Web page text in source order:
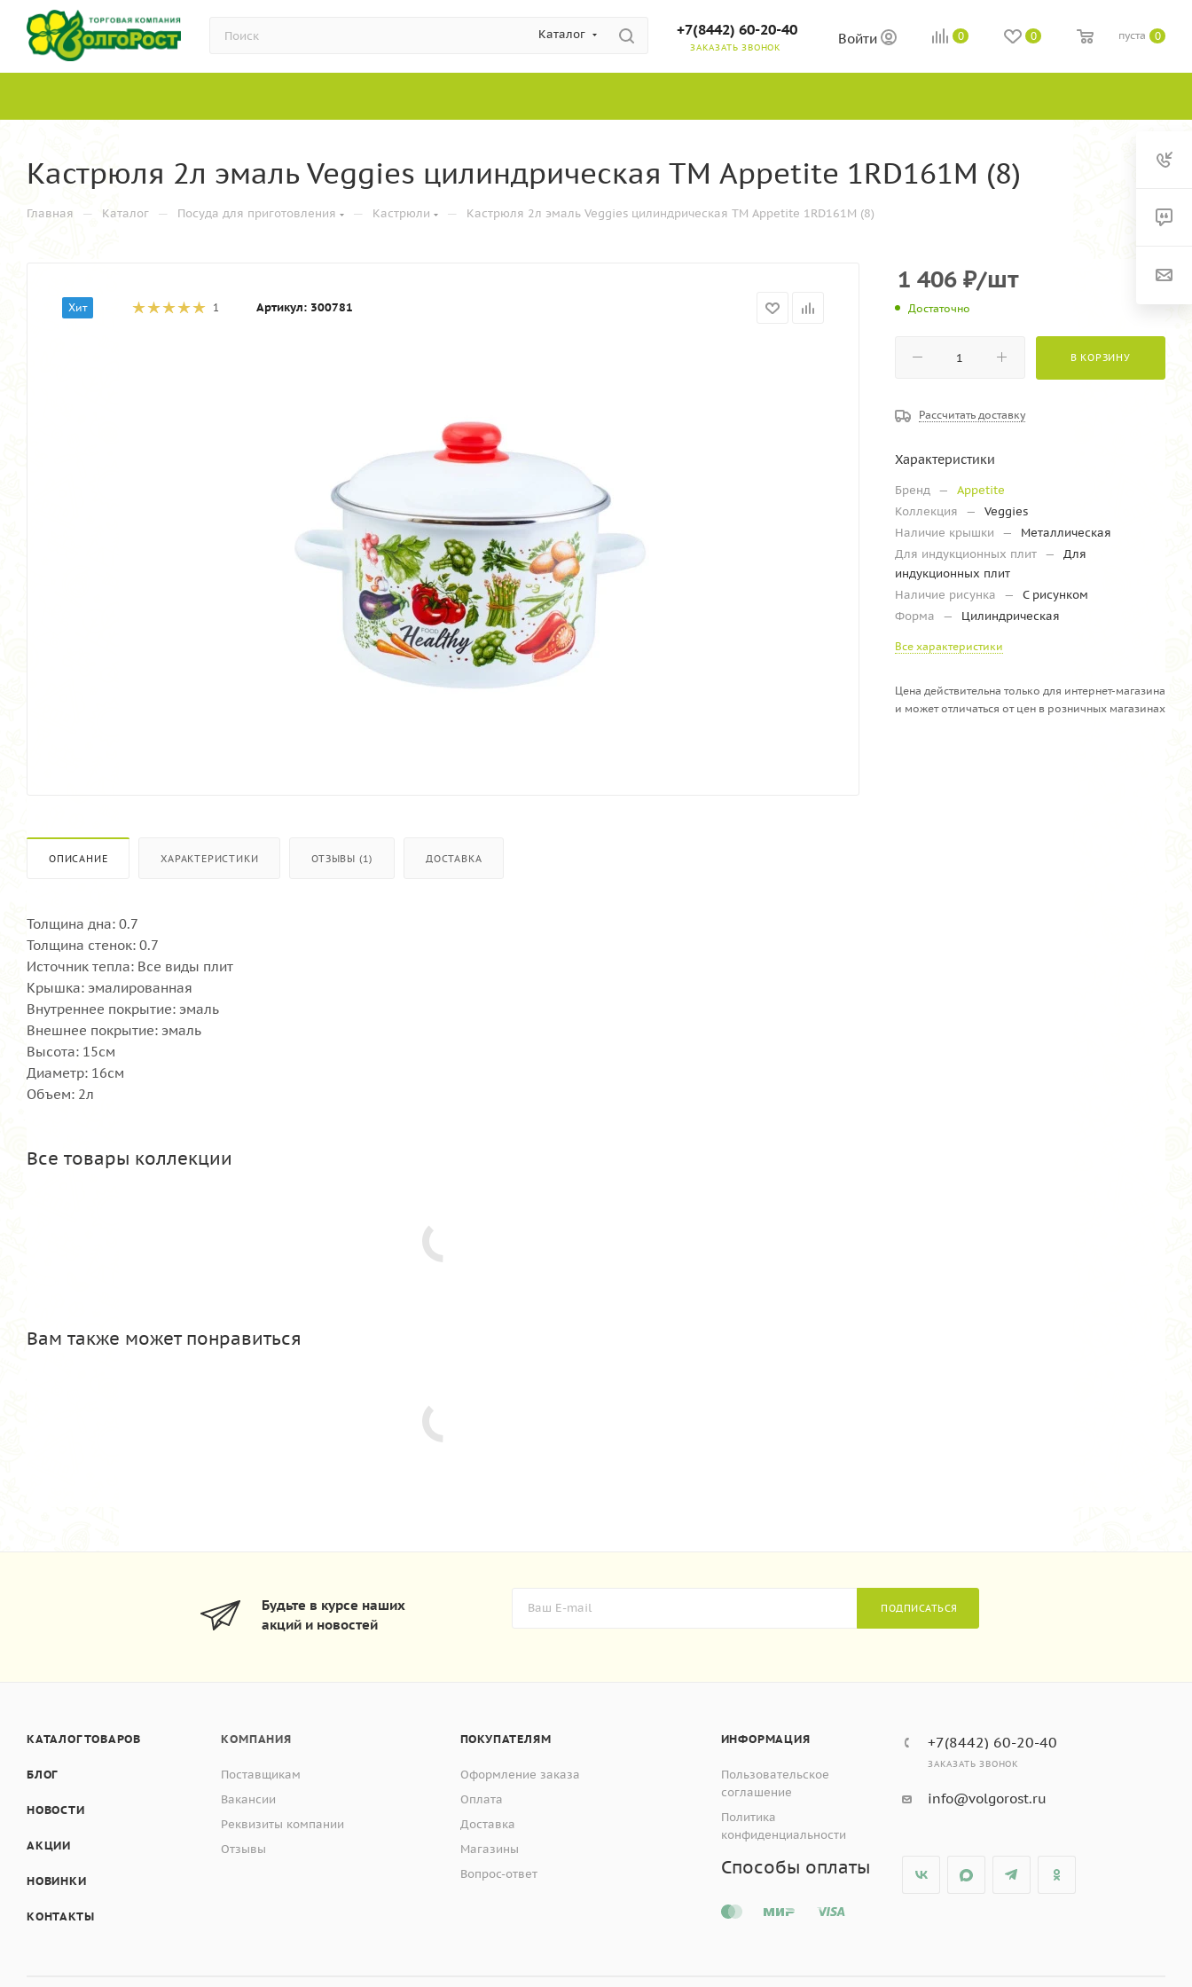
Каталог +7(8442) 60-20-40
ЗАКАЗАТЬ ЗВОНОК
Войти 0 0 0
пуста
Кастрюля 2л эмаль Veggies цилиндрическая ТМ Appetite 1RD161M (8)
Главная — Каталог — Посуда для приготовления — Кастрюли — Кастрюля 2л эмаль Veggies цилиндрическая ТМ Appetite 1RD161M (8)
Хит 1 Артикул: 300781
ОПИСАНИЕ ХАРАКТЕРИСТИКИ ОТЗЫВЫ (1) ДОСТАВКА
Толщина дна: 0.7
Толщина стенок: 0.7
Источник тепла: Все виды плит
Крышка: эмалированная
Внутреннее покрытие: эмаль
Внешнее покрытие: эмаль
Высота: 15см
Диаметр: 16см
Объем: 2л
Все товары коллекции
Вам также может понравиться
1 406 ₽/шт
Достаточно
В КОРЗИНУ
Рассчитать доставку
Характеристики
Бренд —
Appetite
Коллекция
—
Veggies
Наличие крышки
—
Металлическая
Для индукционных плит —
Для
индукционных плит
Наличие рисунка
—
С рисунком
Форма
— Цилиндрическая
Все характеристики
Цена действительна только для интернет-магазина
и может отличаться от цен в розничных магазинах
Будьте в курсе наших
акций и новостей
ПОДПИСАТЬСЯ
КАТАЛОГ ТОВАРОВ
БЛОГ
НОВОСТИ
АКЦИИ
НОВИНКИ
КОНТАКТЫ
КОМПАНИЯ
Поставщикам
Вакансии
Реквизиты компании
Отзывы
ПОКУПАТЕЛЯМ
Оформление заказа
Оплата
Доставка
Магазины
Вопрос-ответ
ИНФОРМАЦИЯ
Пользовательское
соглашение
Политика
конфиденциальности
Способы оплаты
+7(8442) 60-20-40
ЗАКАЗАТЬ ЗВОНОК
info@volgorost.ru